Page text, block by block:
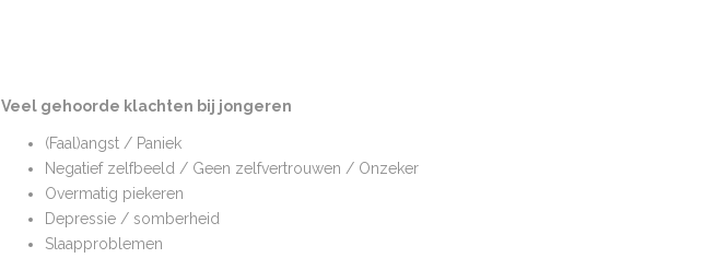
Veel gehoorde klachten bij jongeren
(Faal)angst / Paniek
Negatief zelfbeeld / Geen zelfvertrouwen / Onzeker
Overmatig piekeren
Depressie / somberheid
Slaapproblemen